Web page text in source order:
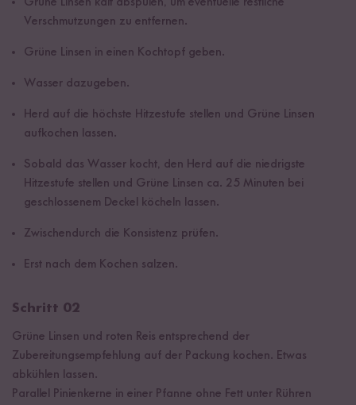
Verschmutzungen zu entfernen.
Grüne Linsen in einen Kochtopf geben.
Wasser dazugeben.
Herd auf die höchste Hitzestufe stellen und Grüne Linsen
aufkochen lassen.
Sobald das Wasser kocht, den Herd auf die niedrigste
Hitzestufe stellen und Grüne Linsen ca. 25 Minuten bei
geschlossenem Deckel köcheln lassen.
Zwischendurch die Konsistenz prüfen.
Erst nach dem Kochen salzen.
Schritt 02
Grüne Linsen und roten Reis entsprechend der
Zubereitungsempfehlung auf der Packung kochen. Etwas
abkühlen lassen.
Parallel Pinienkerne in einer Pfanne ohne Fett unter Rühren